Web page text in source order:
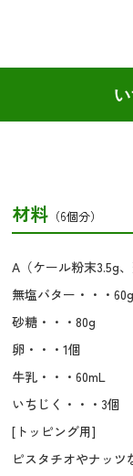
材料 （6個分）
A（ケール粉末3.5g
無塩バター・・・60g
砂糖・・・80g
卵・・・1個
牛乳・・・60mL
いちじく・・・3個
[トッピング用]
ピスタチオやナッ